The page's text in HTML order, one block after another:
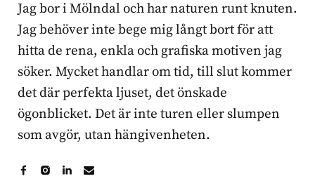
Jag bor i Mölndal och har naturen runt knuten.
Jag behöver inte bege mig långt bort för att
hitta de rena, enkla och grafiska motiven jag
söker. Mycket handlar om tid, till slut kommer
det där perfekta ljuset, det önskade
ögonblicket. Det är inte turen eller slumpen
som avgör, utan hängivenheten.